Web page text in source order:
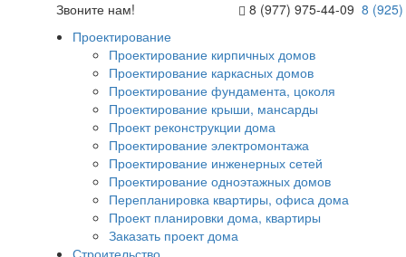
Звоните нам! 8 (977) 975-44-09 8
Проектирование
Проектирование кирпичных домов
Проектирование каркасных домов
Проектирование фундамента, цоколя
Проектирование крыши, мансарды
Проект реконструкции дома
Проектирование электромонтажа
Проектирование инженерных сетей
Проектирование одноэтажных домов
Перепланировка квартиры, офиса дома
Проект планировки дома, квартиры
Заказать проект дома
Строительство